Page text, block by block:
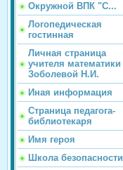
Окружной ВПК "С...
Логопедическая
гостинная
Личная страница
учителя математики
Зоболевой Н.И.
Иная информация
Страница педагога-
библиотекаря
Имя героя
Школа безопасности